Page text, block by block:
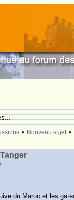
• Nouveau sujet •
du Maroc et les